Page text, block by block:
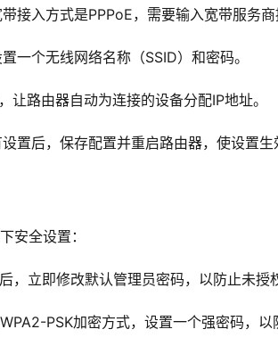
接入方式是PPPoE，需要输入宽带服务商
一个无线网络名称（SSID）和密码。
路由器自动为连接的设备分配IP地址。
置后，保存配置并重启路由器，使设置生
安全设置：
，立即修改默认管理员密码，以防止未授
PSK加密方式，设置一个强密码，以